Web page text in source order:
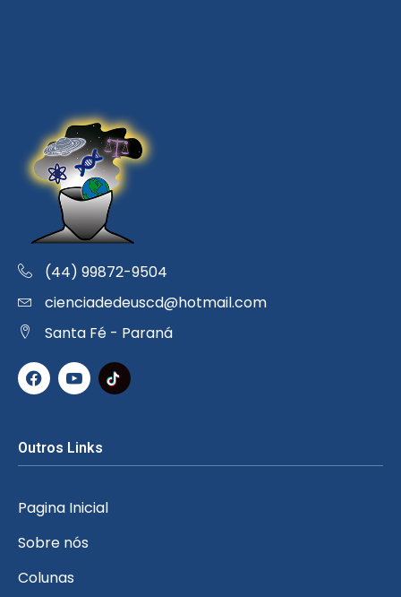
(44) 99872-9504
cienciadedeuscd@hotmail.com
Santa Fé - Paraná
Outros Links
Pagina Inicial
Sobre nós
Colunas